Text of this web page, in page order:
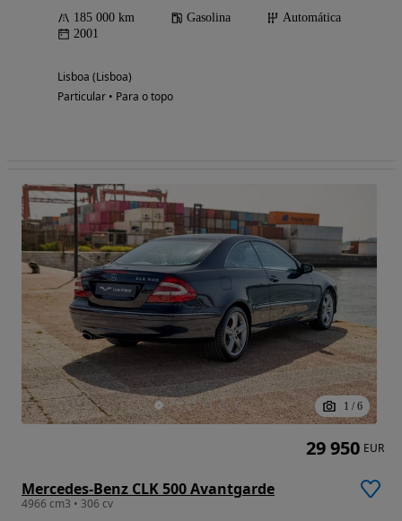
185 000 km Gasolina
Automática
2001
Lisboa (Lisboa)
Particular • Para o topo
1 / 6
Mercedes-Benz CLK 500 Avantgarde
4966 cm3 • 306 cv
29 950 EUR